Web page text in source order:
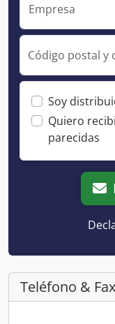
Empresa
Código postal y
Soy
Quiero
parecidas
Teléfono & Fax